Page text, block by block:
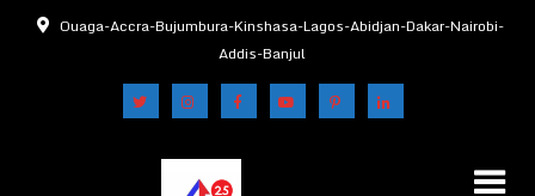
Ouaga-Accra-Bujumbura-Kinshasa-Lagos-Abidjan-Dakar-Nairobi-
Addis-Banjul